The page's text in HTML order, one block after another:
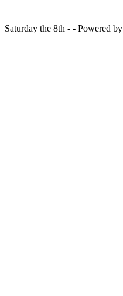
Saturday the 8th - - Powered by